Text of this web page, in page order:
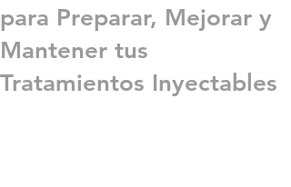
para Preparar, Mejorar y
Mantener tus
Tratamientos Inyectables